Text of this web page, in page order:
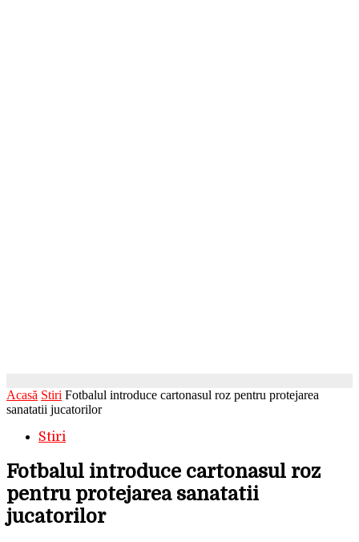
Acasă Stiri Fotbalul introduce cartonasul roz pentru protejarea
sanatatii jucatorilor
Stiri
Fotbalul introduce cartonasul roz
pentru protejarea sanatatii
jucatorilor